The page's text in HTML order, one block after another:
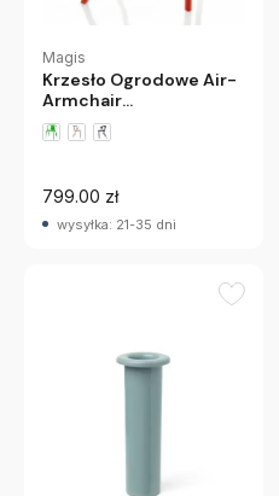
Magis
Krzesło Ogrodowe Air-
Armchair
Pomarańczowe Magis
799.00 zł
wysyłka: 21-35 dni